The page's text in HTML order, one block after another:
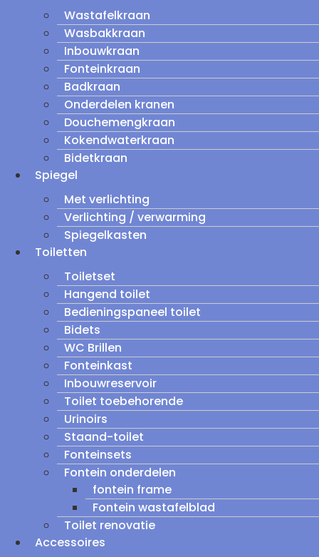
Wastafelkraan
Wasbakkraan
Inbouwkraan
Fonteinkraan
Badkraan
Onderdelen kranen
Douchemengkraan
Kokendwaterkraan
Bidetkraan
Spiegel
Met verlichting
Verlichting / verwarming
Spiegelkasten
Toiletten
Toiletset
Hangend toilet
Bedieningspaneel toilet
Bidets
WC Brillen
Fonteinkast
Inbouwreservoir
Toilet toebehorende
Urinoirs
Staand-toilet
Fonteinsets
Fontein onderdelen
fontein frame
Fontein wastafelblad
Toilet renovatie
Accessoires